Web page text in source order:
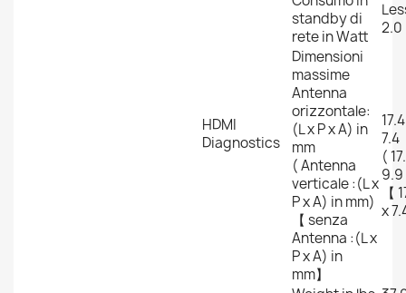
HDMI
Diagnostics
standby di
rete in Watt
2.0
Dimensioni
massime
Antenna
orizzontale:
(L x P x A) in
mm
( Antenna
verticale :(L x
P x A) in mm)
【 senza
Antenna :(L x
P x A) in
mm】
7.4
(
【
x